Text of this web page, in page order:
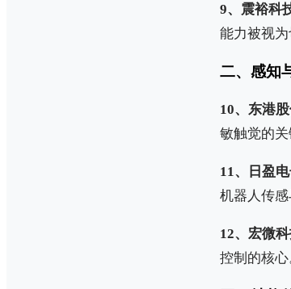
9、震裕科
能力被视
二、感知
10、东港
敏触觉的关
11、日盈
机器人传感
12、宏微
控制的核心